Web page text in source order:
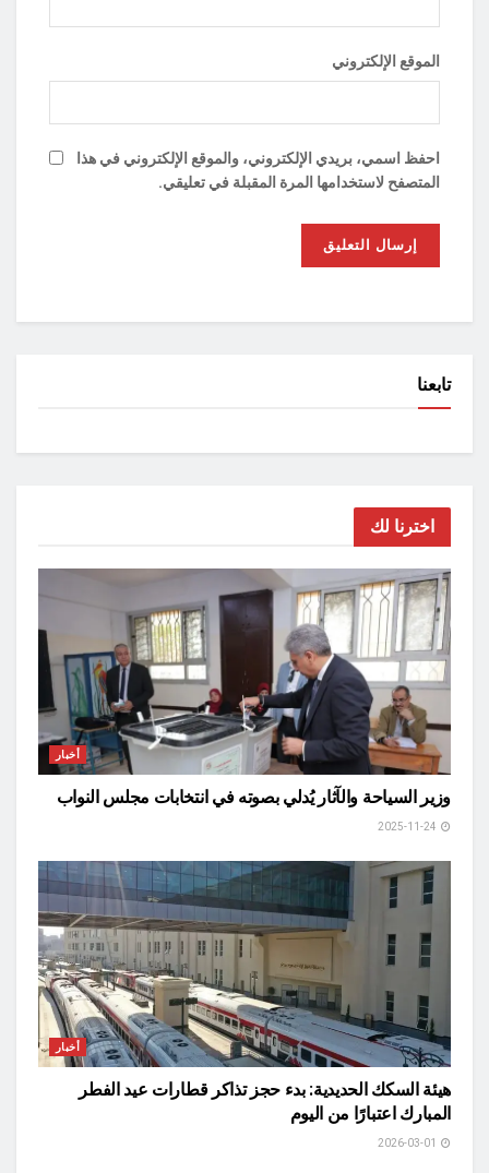
الموقع الإلكتروني
احفظ اسمي، بريدي الإلكتروني، والموقع الإلكتروني في هذا
المتصفح لاستخدامها المرة المقبلة في تعليقي.
تابعنا
اخترنا لك
أخبار
وزير السياحة والآثار يُدلي بصوته في انتخابات مجلس النواب
أخبار
هيئة السكك الحديدية: بدء حجز تذاكر قطارات عيد الفطر
المبارك اعتبارًا من اليوم